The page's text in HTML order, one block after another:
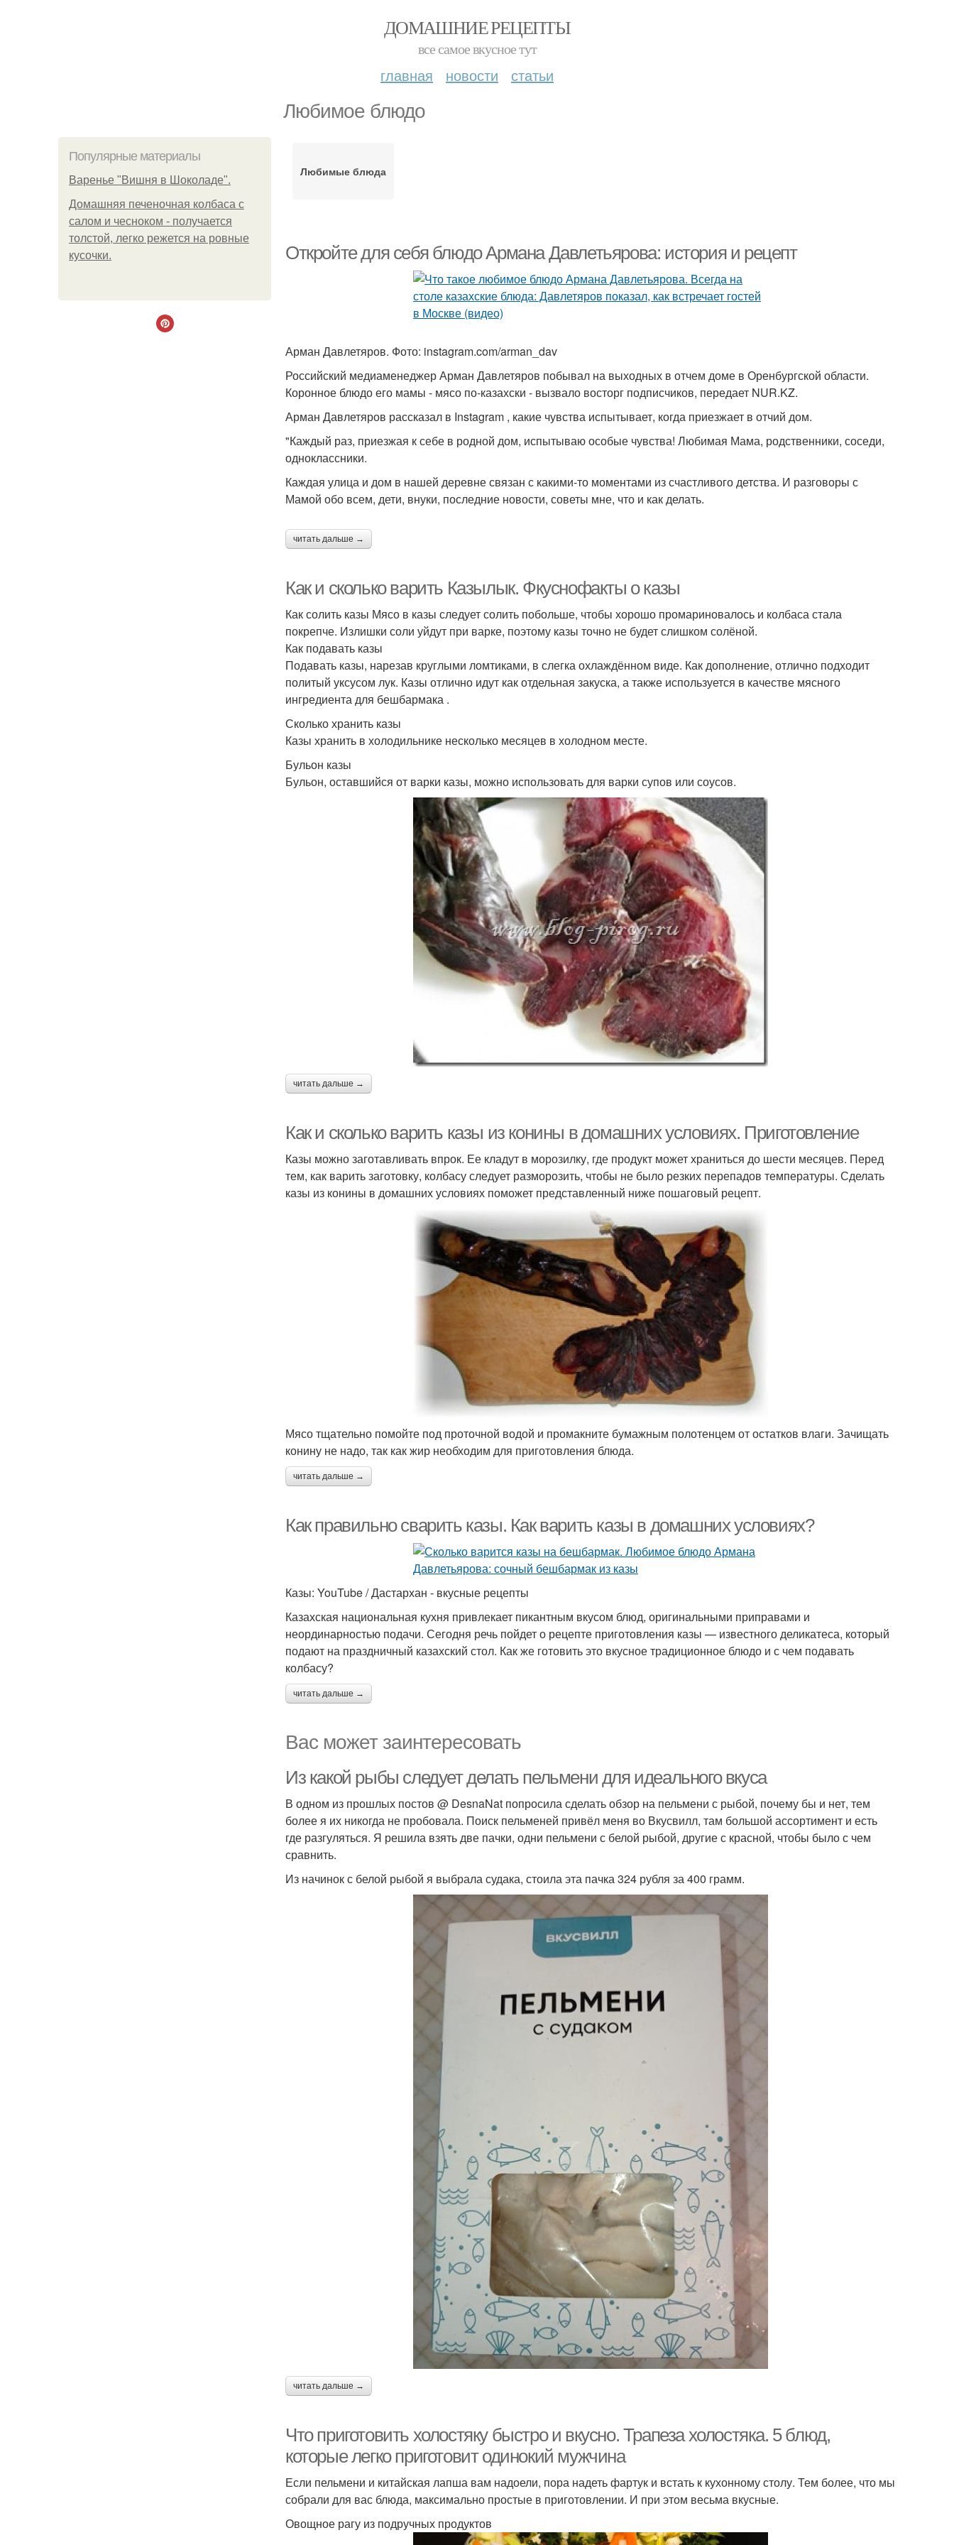
ДОМАШНИЕ РЕЦЕПТЫ
все самое вкусное тут
главная новости статьи
Любимое блюдо
Популярные материалы
Варенье "Вишня в Шоколаде".
Домашняя печеночная колбаса с
салом и чесноком - получается
толстой, легко режется на ровные
кусочки.
Любимые блюда
Откройте для себя блюдо Армана Давлетьярова: история и рецепт
Арман Давлетяров. Фото: instagram.com/arman_dav
Российский медиаменеджер Арман Давлетяров побывал на выходных в отчем доме в Оренбургской области.
Коронное блюдо его мамы - мясо по-казахски - вызвало восторг подписчиков, передает NUR.KZ.
Арман Давлетяров рассказал в Instagram , какие чувства испытывает, когда приезжает в отчий дом.
"Каждый раз, приезжая к себе в родной дом, испытываю особые чувства! Любимая Мама, родственники, соседи,
одноклассники.
Каждая улица и дом в нашей деревне связан с какими-то моментами из счастливого детства. И разговоры с
Мамой обо всем, дети, внуки, последние новости, советы мне, что и как делать.
читать дальше →
Как и сколько варить Казылык. Фкуснофакты о казы
Как солить казы Мясо в казы следует солить побольше, чтобы хорошо промариновалось и колбаса стала
покрепче. Излишки соли уйдут при варке, поэтому казы точно не будет слишком солёной.
Как подавать казы
Подавать казы, нарезав круглыми ломтиками, в слегка охлаждённом виде. Как дополнение, отлично подходит
политый уксусом лук. Казы отлично идут как отдельная закуска, а также используется в качестве мясного
ингредиента для бешбармака .
Сколько хранить казы
Казы хранить в холодильнике несколько месяцев в холодном месте.
Бульон казы
Бульон, оставшийся от варки казы, можно использовать для варки супов или соусов.
читать дальше →
Как и сколько варить казы из конины в домашних условиях. Приготовление
Казы можно заготавливать впрок. Ее кладут в морозилку, где продукт может храниться до шести месяцев. Перед
тем, как варить заготовку, колбасу следует разморозить, чтобы не было резких перепадов температуры. Сделать
казы из конины в домашних условиях поможет представленный ниже пошаговый рецепт.
Мясо тщательно помойте под проточной водой и промакните бумажным полотенцем от остатков влаги. Зачищать
конину не надо, так как жир необходим для приготовления блюда.
читать дальше →
Как правильно сварить казы. Как варить казы в домашних условиях?
Казы: YouTube / Дастархан - вкусные рецепты
Казахская национальная кухня привлекает пикантным вкусом блюд, оригинальными приправами и
неординарностью подачи. Сегодня речь пойдет о рецепте приготовления казы — известного деликатеса, который
подают на праздничный казахский стол. Как же готовить это вкусное традиционное блюдо и с чем подавать
колбасу?
читать дальше →
Вас может заинтересовать
Из какой рыбы следует делать пельмени для идеального вкуса
В одном из прошлых постов @ DesnaNat попросила сделать обзор на пельмени с рыбой, почему бы и нет, тем
более я их никогда не пробовала. Поиск пельменей привёл меня во Вкусвилл, там большой ассортимент и есть
где разгуляться. Я решила взять две пачки, одни пельмени с белой рыбой, другие с красной, чтобы было с чем
сравнить.
Из начинок с белой рыбой я выбрала судака, стоила эта пачка 324 рубля за 400 грамм.
читать дальше →
Что приготовить холостяку быстро и вкусно. Трапеза холостяка. 5 блюд,
которые легко приготовит одинокий мужчина
Если пельмени и китайская лапша вам надоели, пора надеть фартук и встать к кухонному столу. Тем более, что мы
собрали для вас блюда, максимально простые в приготовлении. И при этом весьма вкусные.
Овощное рагу из подручных продуктов